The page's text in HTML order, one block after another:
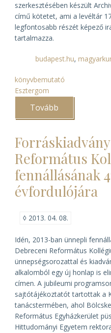
szerkesztésében készült
című kötetet, ami a levéltár
legfontosabb részét képező
tartalmazza.
budapest.hu,
könyvbemutató
Esztergom
Tovább
kiadványainak
bemutatója)
Református
fennállásának
évfordulójára
◊ 2013. 04. 08.
Idén, 2013-ban ünnepli
Debreceni Református
ünnepségsorozattal és
alkalomból egy új honlap is
címen. A jubileumi
sajtótájékoztatót tartottak a
tanácstermében, ahol
Református Egyházkerület
Hittudományi Egyetem